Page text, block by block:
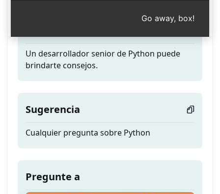
Un desarrollador senior de Python puede
brindarte consejos.
Sugerencia
Cualquier pregunta sobre Python
Pregunte a
Go away, box!